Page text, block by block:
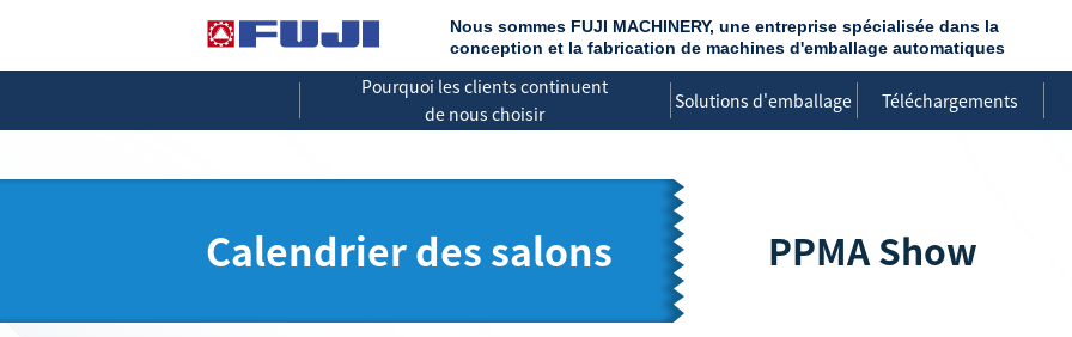
Nous sommes FUJI MACHINERY, une entreprise spécialisée dans la
conception et la fabrication de machines d'emballage automatiques
Pourquoi les clients continuent
de nous choisir
Solutions d'emballage Téléchargements
Calendrier des salons PPMA Show